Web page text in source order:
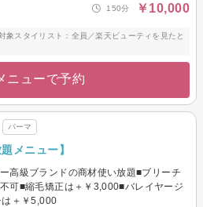
150分 ￥10,000
象スタイリスト：全員／楽天ビューティを見たと
ニューで予約
パーマ
メニュー】
高級ブランドの商材使い放題■ブリーチ
可■縮毛矯正は＋￥3,000■バレイヤージ
は＋￥5,000